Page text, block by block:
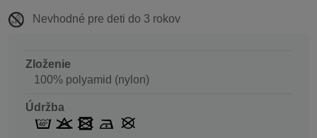
Nevhodné pre deti do 3 rokov
Zloženie
100% polyamid (nylon)
Údržba